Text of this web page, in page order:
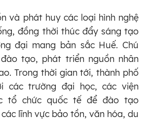
và phát huy các loại hình nghệ
đồng thời thúc đẩy sáng tạo
đại mang bản sắc Huế. Chú
tạo, phát triển nguồn nhân
Trong thời gian tới, thành phố
các trường đại học, các viện
tổ chức quốc tế để đào tạo
lĩnh vực bảo tồn, văn hóa, du